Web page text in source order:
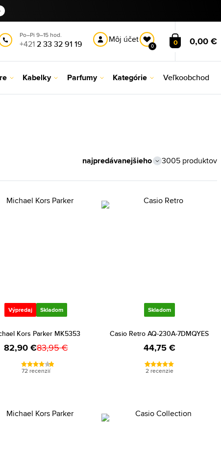
Po–Pi 9–15 hod.
+4212 33 32 91 19 Môj účet
0 0 0,00 €
Kabelky Parfumy Kategórie Veľkoobchod
3005 produktov
Výpredaj Skladom
Kors Parker MK5353
82,90 €83,95 €
72 recenzií
Skladom
Casio Retro AQ-230A-7DMQYES
44,75 €
2 recenzie